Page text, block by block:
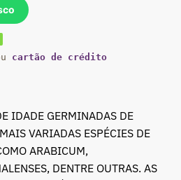
cartão de crédito
IDADE GERMINADAS DE
VARIADAS ESPÉCIES DE
ARABICUM,
DENTRE OUTRAS. AS